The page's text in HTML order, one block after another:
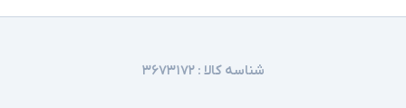
شناسه کالا :۳۶۷۳۱۷۲